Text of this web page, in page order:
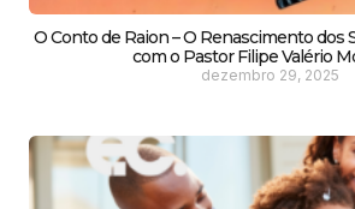
O Conto de Raion – O Renascimento dos
com o Pastor Filipe Valério
dezembro 29, 2025